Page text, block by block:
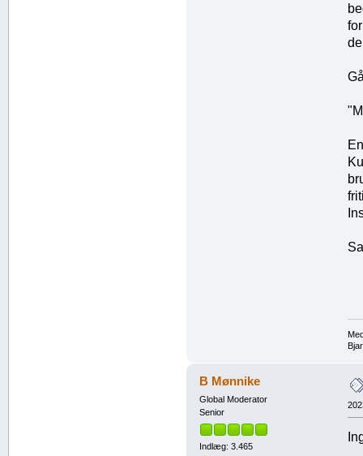
B Mønnike
Global Moderator
Senior
Indlæg: 3.465